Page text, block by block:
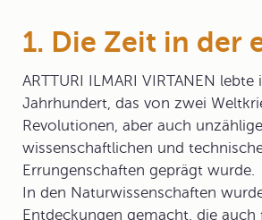
1. Die Zeit in der
ARTTURI ILMARI VIRTANEN lebte
Jahrhundert, das von zwei
Revolutionen, aber auch
wissenschaftlichen und
Errungenschaften geprägt wurde.
In den Naturwissenschaften
Entdeckungen gemacht, die auch